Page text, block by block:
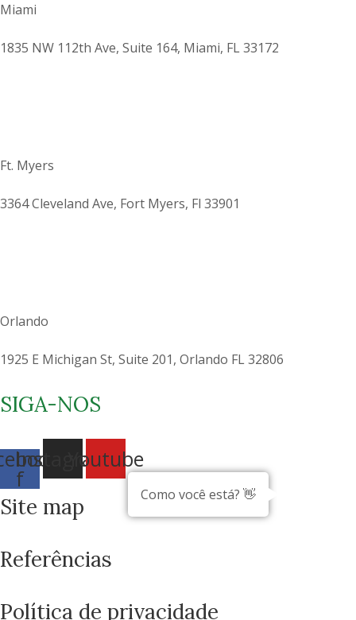
Miami
1835 NW 112th Ave, Suite 164, Miami, FL 33172
Ft. Myers
3364 Cleveland Ave, Fort Myers, Fl 33901
Orlando
1925 E Michigan St, Suite 201, Orlando FL 32806
SIGA-NOS
f
InstagramYoutube
Site map
Referências
Política de privacidade
Como você está? 👋